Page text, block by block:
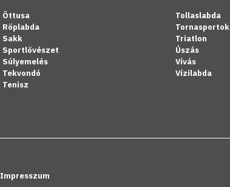
Öttusa
Röplabda
Sakk
Sportlövészet
Súlyemelés
Tekvondó
Tenisz
Tollaslabda
Tornasportok
Triatlon
Úszás
Vívás
Vízilabda
Impresszum